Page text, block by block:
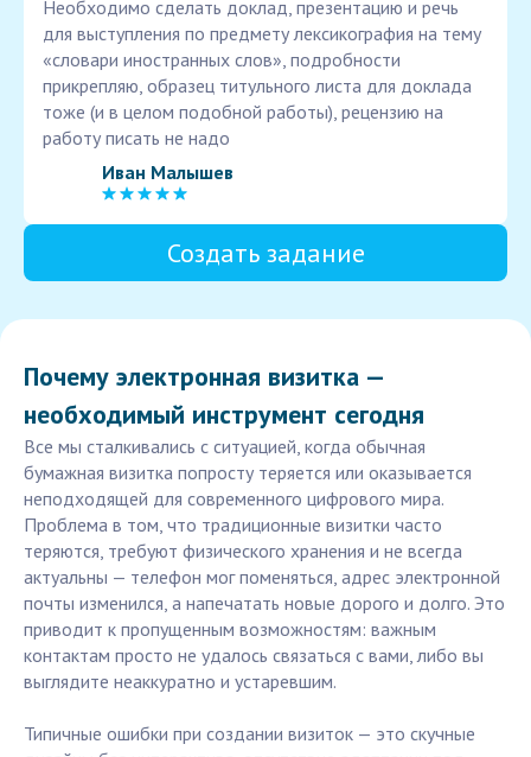
Необходимо сделать доклад, презентацию и речь
для выступления по предмету лексикография на тему
«словари иностранных слов», подробности
прикрепляю, образец титульного листа для доклада
тоже (и в целом подобной работы), рецензию на
работу писать не надо
Иван Малышев
Создать задание
Почему электронная визитка —
необходимый инструмент сегодня
Все мы сталкивались с ситуацией, когда обычная
бумажная визитка попросту теряется или оказывается
неподходящей для современного цифрового мира.
Проблема в том, что традиционные визитки часто
теряются, требуют физического хранения и не всегда
актуальны — телефон мог поменяться, адрес электронной
почты изменился, а напечатать новые дорого и долго. Это
приводит к пропущенным возможностям: важным
контактам просто не удалось связаться с вами, либо вы
выглядите неаккуратно и устаревшим.
Типичные ошибки при создании визиток — это скучные